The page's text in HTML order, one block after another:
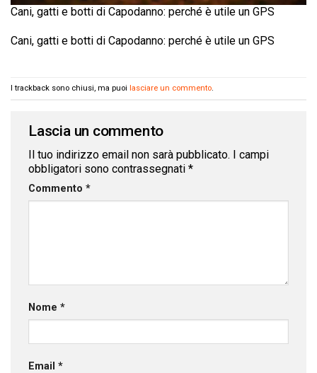
Cani, gatti e botti di Capodanno: perché è utile un GPS
Cani, gatti e botti di Capodanno: perché è utile un GPS
I trackback sono chiusi, ma puoi lasciare un commento.
Lascia un commento
Il tuo indirizzo email non sarà pubblicato.
I campi
obbligatori sono contrassegnati *
Commento *
Nome *
Email *